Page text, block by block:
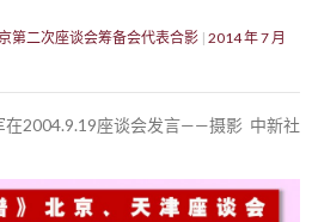
第二次座谈会筹备会代表合影 2014 年 7 月
在2004.9.19座谈会发言——摄影 中新社